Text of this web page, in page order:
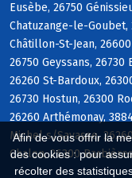
Afin de vous offrir la
des cookies : pour
récolter des
Eusèbe, 26750
Chatuzange-le-Goubet,
Châtillon-St-Jean,
26750 Geyssans, 26730
26260 St-Bardoux,
26730 Hostun, 26300
26260 Arthémonay,
Michel s/Savasse,
Chalon, 26300